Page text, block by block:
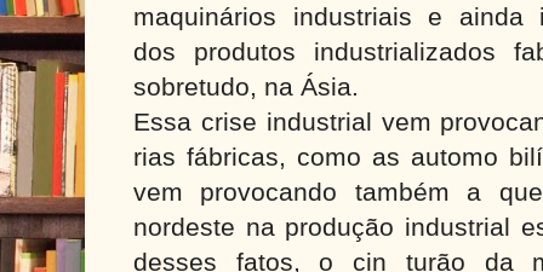
maquinários industriais e ainda
dos produtos industrializados
sobretudo, na Ásia.
Essa crise industrial vem
rias fábricas, como as automo
vem provocando também a
nordeste na produção industrial
desses fatos, o cin turão da